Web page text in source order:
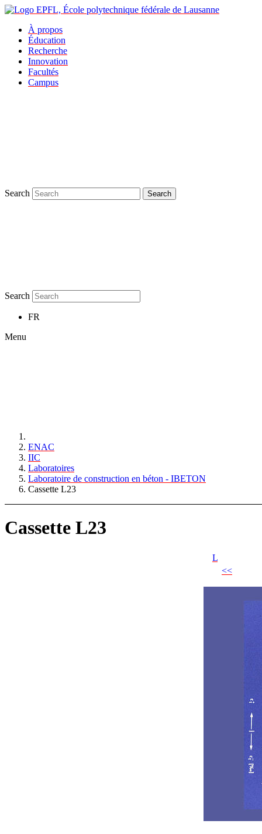
À propos
Éducation
Recherche
Innovation
Facultés
Campus
Search Search
Search
FR
Menu
ENAC
IIC
Laboratoires
Laboratoire de construction en béton - IBETON
Cassette L23
Cassette L23
L
<<